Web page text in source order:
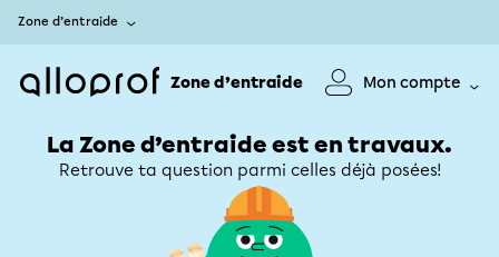
Zone d’entraide
Zone d’entraide Mon compte
La Zone d’entraide est en travaux.
Retrouve ta question parmi celles déjà posées!